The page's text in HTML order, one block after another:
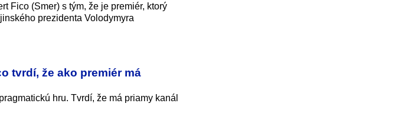
Fico (Smer) s tým, že je premiér, ktorý
prezidenta Volodymyra
tvrdí, že ako premiér má
hru. Tvrdí, že má priamy kanál